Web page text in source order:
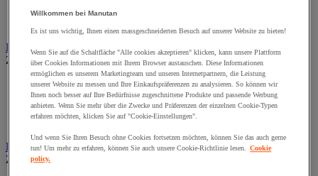
Halter für Türschild und Hinweisschild
Bodenmatten für Büro- und Gemeinschaftsräume
Zur gesamten Produktgruppe
Anti-Ermüdungsmatte für Büroräume
Bodenschutzmatte
Gittermatte für Gemeinschaftsräume
Matte für Eingangsbereich
Büromaterial und Büromöbel
Zur gesamten Produktgruppe
Willkommen bei Manutan
Es ist uns wichtig, Ihnen einen massgeschneiderten Besuch auf unserer Website zu bieten!
Wenn Sie auf die Schaltfläche "Alle cookies akzeptieren" klicken, kann unsere Plattform
über Cookies Informationen mit Ihrem Browser austauschen. Diese Informationen
ermöglichen es unserem Marketingteam und unseren Internetpartnern, die Leistung
unserer Website zu messen und Ihre Einkaufspräferenzen zu analysieren. So können wir
Ihnen noch besser auf Ihre Bedürfnisse zugeschnittene Produkte und passende Werbung
anbieten. Wenn Sie mehr über die Zwecke und Präferenzen der einzelnen Cookie-Typen
erfahren möchten, klicken Sie auf "Cookie-Einstellungen".
Und wenn Sie Ihren Besuch ohne Cookies fortsetzen möchten, können Sie das auch gerne
tun! Um mehr zu erfahren, können Sie auch unsere Cookie-Richtlinie lesen.
Cookie
policy.